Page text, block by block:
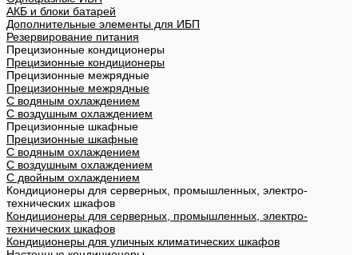
АКБ и блоки батарей
Дополнительные элементы для ИБП
Резервирование питания
Прецизионные кондиционеры
Прецизионные кондиционеры
Прецизионные межрядные
Прецизионные межрядные
С водяным охлаждением
С воздушным охлаждением
Прецизионные шкафные
Прецизионные шкафные
С водяным охлаждением
С воздушным охлаждением
С двойным охлаждением
Кондиционеры для серверных, промышленных, электро-
технических шкафов
Кондиционеры для серверных, промышленных, электро-
технических шкафов
Кондиционеры для уличных климатических шкафов